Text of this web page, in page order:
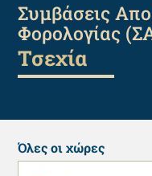
Συμβάσεις
Φορολογίας
Τσεχία
Όλες οι χώρες